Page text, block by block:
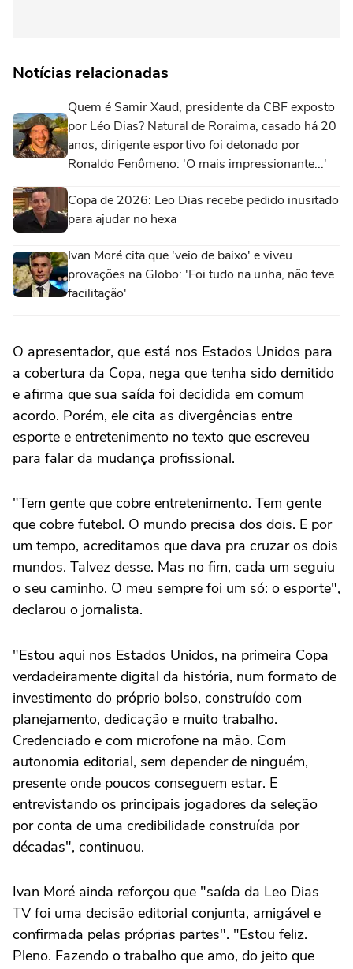
Notícias relacionadas
Quem é Samir Xaud, presidente da CBF exposto
por Léo Dias? Natural de Roraima, casado há 20
anos, dirigente esportivo foi detonado por
Ronaldo Fenômeno: 'O mais impressionante...'
Copa de 2026: Leo Dias recebe pedido inusitado
para ajudar no hexa
Ivan Moré cita que 'veio de baixo' e viveu
provações na Globo: 'Foi tudo na unha, não teve
facilitação'
O apresentador, que está nos Estados Unidos para
a cobertura da Copa, nega que tenha sido demitido
e afirma que sua saída foi decidida em comum
acordo. Porém, ele cita as divergências entre
esporte e entretenimento no texto que escreveu
para falar da mudança profissional.
"Tem gente que cobre entretenimento. Tem gente
que cobre futebol. O mundo precisa dos dois. E por
um tempo, acreditamos que dava pra cruzar os dois
mundos. Talvez desse. Mas no fim, cada um seguiu
o seu caminho. O meu sempre foi um só: o esporte",
declarou o jornalista.
"Estou aqui nos Estados Unidos, na primeira Copa
verdadeiramente digital da história, num formato de
investimento do próprio bolso, construído com
planejamento, dedicação e muito trabalho.
Credenciado e com microfone na mão. Com
autonomia editorial, sem depender de ninguém,
presente onde poucos conseguem estar. E
entrevistando os principais jogadores da seleção
por conta de uma credibilidade construída por
décadas", continuou.
Ivan Moré ainda reforçou que "saída da Leo Dias
TV foi uma decisão editorial conjunta, amigável e
confirmada pelas próprias partes". "Estou feliz.
Pleno. Fazendo o trabalho que amo, do jeito que